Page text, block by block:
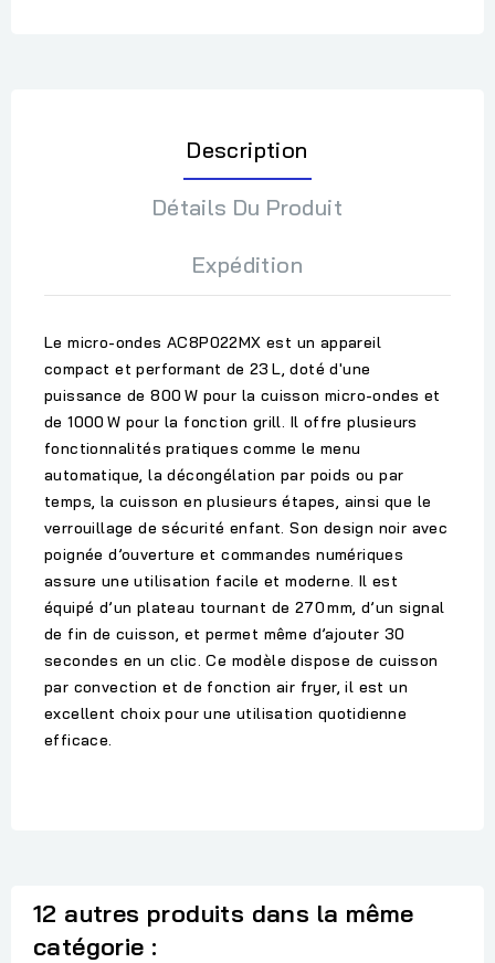
Description
Détails Du Produit
Expédition
Le micro-ondesAC8P022MX est un appareil
compact et performant de 23 L, doté d'une
puissance de800 W pour la cuisson micro-ondes et
de1000 W pour la fonction grill. Il offre plusieurs
fonctionnalités pratiques comme le menu
automatique, ladécongélation par poids ou par
temps, la cuisson en plusieurs étapes, ainsi que le
verrouillage de sécurité enfant. Son design noir avec
poignée d’ouverture et commandesnumériques
assure une utilisation facile et moderne. Il est
équipé d’un plateau tournant de 270 mm, d’unsignal
de fin de cuisson, et permet même d’ajouter 30
secondes en un clic. Ce modèle dispose de cuisson
par convection et de fonction air fryer, il est un
excellent choix pour une utilisation quotidienne
efficace.
12 autres produits dans la même
catégorie :